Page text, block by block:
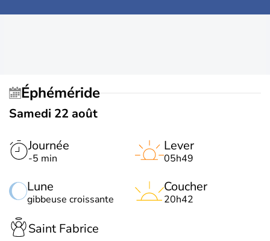
Éphéméride
Samedi 22 août
Journée
-5 min
Lune
gibbeuse croissante
Lever
05h49
Coucher
20h42
Saint Fabrice